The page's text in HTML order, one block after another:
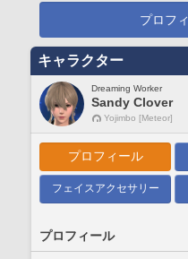
プロフ
キャラクター
Dreaming Worker
Sandy Clover
Yojimbo [Meteor]
プロフィール
フェイスアクセサリー
プロフィール